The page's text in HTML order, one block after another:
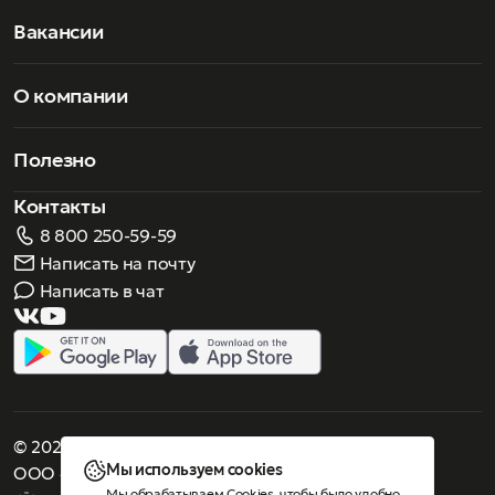
Вакансии
О компании
Полезно
Контакты
8 800 250-59-59
Написать на почту
Написать в чат
© 2026 Роскошное зрение. Все права защищены
ООО «Люнеттес-оптика»
Мы используем cookies